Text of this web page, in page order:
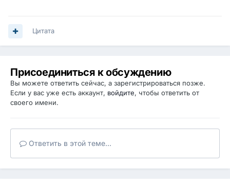
Цитата
Присоединиться к обсуждению
Вы можете ответить сейчас, а зарегистрироваться позже.
Если у вас уже есть аккаунт, войдите, чтобы ответить от
своего имени.
Ответить в этой теме...